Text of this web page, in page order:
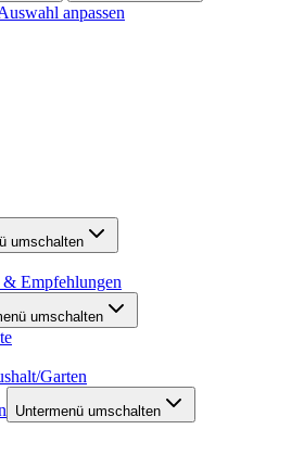
anpassen
umschalten
Empfehlungen
umschalten
Garten
Untermenü umschalten